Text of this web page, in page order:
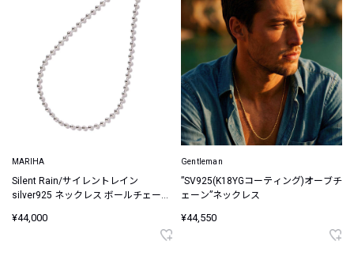
MARIHA
Silent Rain/サイレントレイン
silver925 ネックレス ボールチェーン
¥44,000
Gentleman
”SV925(K18YGコーティング)オーブチ
ェーン”ネックレス
¥44,550